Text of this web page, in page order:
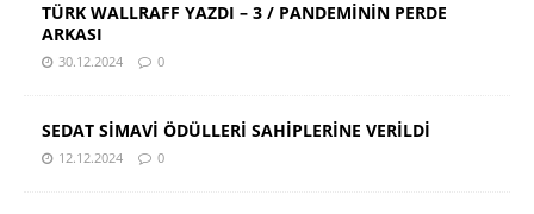
TÜRK WALLRAFF YAZDI – 3 / PANDEMİNİN PERDE
ARKASI
30.12.2024 0
SEDAT SİMAVİ ÖDÜLLERİ SAHİPLERİNE VERİLDİ
12.12.2024 0